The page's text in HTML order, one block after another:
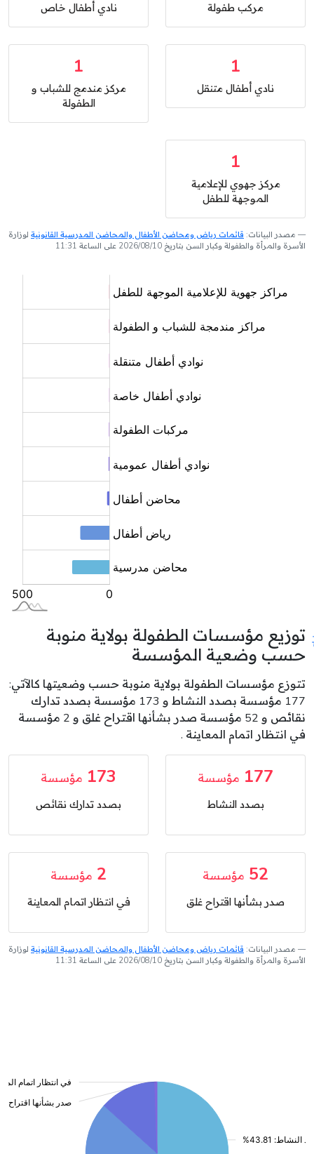
مركب طفولة نادي أطفال خاص
1
نادي أطفال متنقل
1
مركز مندمج للشباب و
الطفولة
1
مركز جهوي للإعلامية
الموجهة للطفل
مصدر البيانات: قائمات رياض ومحاضن الأطفال والمحاضن المدرسية القانونية لوزارة
الأسرة والمرأة والطفولة وكبار السن بتاريخ 2026/08/10 على الساعة 11:31
توزيع مؤسسات الطفولة بولاية منوبة
حسب وضعية المؤسسة
تتوزع مؤسسات الطفولة بولاية منوبة حسب وضعيتها كالآتي:
177 مؤسسة بصدد النشاط و 173 مؤسسة بصدد تدارك
نقائص و 52 مؤسسة صدر بشأنها اقتراح غلق و 2 مؤسسة
في انتظار اتمام المعاينة .
177 مؤسسة
بصدد النشاط
173 مؤسسة
بصدد تدارك نقائص
52 مؤسسة
صدر بشأنها اقتراح غلق
2 مؤسسة
في انتظار اتمام المعاينة
مصدر البيانات: قائمات رياض ومحاضن الأطفال والمحاضن المدرسية القانونية لوزارة
الأسرة والمرأة والطفولة وكبار السن بتاريخ 2026/08/10 على الساعة 11:31